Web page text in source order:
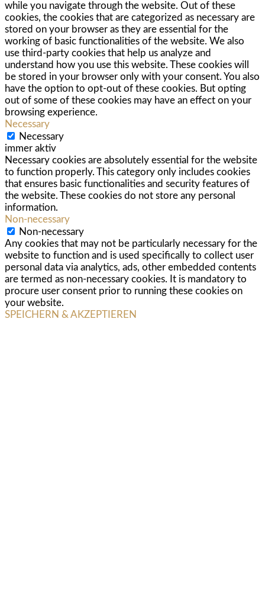
while you navigate through the website. Out of these
cookies, the cookies that are categorized as necessary are
stored on your browser as they are essential for the
working of basic functionalities of the website. We also
use third-party cookies that help us analyze and
understand how you use this website. These cookies will
be stored in your browser only with your consent. You also
have the option to opt-out of these cookies. But opting
out of some of these cookies may have an effect on your
browsing experience.
Necessary
Necessary
immer aktiv
Necessary cookies are absolutely essential for the website
to function properly. This category only includes cookies
that ensures basic functionalities and security features of
the website. These cookies do not store any personal
information.
Non-necessary
Non-necessary
Any cookies that may not be particularly necessary for the
website to function and is used specifically to collect user
personal data via analytics, ads, other embedded contents
are termed as non-necessary cookies. It is mandatory to
procure user consent prior to running these cookies on
your website.
SPEICHERN & AKZEPTIEREN